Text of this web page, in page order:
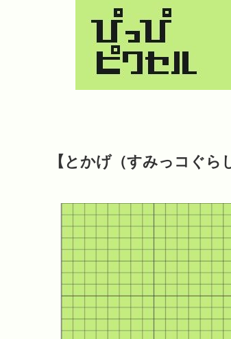
【とかげ（すみっコぐ